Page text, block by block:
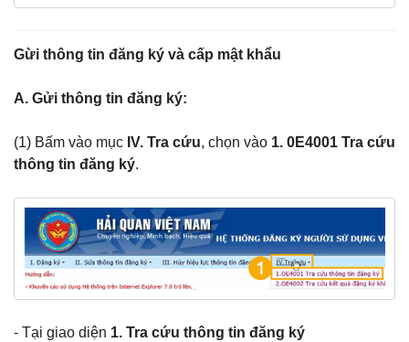
Gừi thông tin đăng ký và cấp mật khẩu
A. Gửi thông tin đăng ký:
(1) Bấm vào mục IV. Tra cứu, chọn vào 1. 0E4001 Tra cứu
thông tin đăng ký.
- Tại giao diện 1. Tra cứu thông tin đăng ký